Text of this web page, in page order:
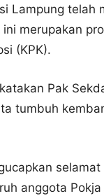
Lampung telah
merupakan
(KPK).
Pak
tumbuh
anggota